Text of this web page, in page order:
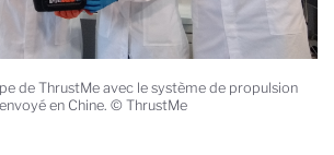
de ThrustMe avec le système de propulsion
en Chine. © ThrustMe